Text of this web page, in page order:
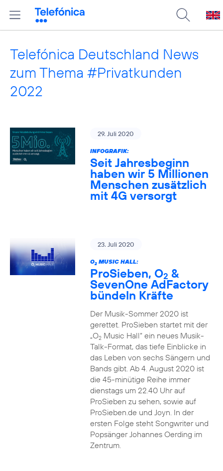
Telefónica Deutschland News
zum Thema #Privatkunden
2022
29. Juli 2020
INFOGRAFIK:
Seit Jahresbeginn
haben wir 5 Millionen
Menschen zusätzlich
mit 4G versorgt
23. Juli 2020
O2MUSIC HALL:
ProSieben, O2 &
SevenOne AdFactory
bündeln Kräfte
Der Musik-Sommer 2020 ist
gerettet. ProSieben startet mit der
„O2Music Hall“ ein neues Musik-
Talk-Format, das tiefe Einblicke in
das Leben von sechs Sängern und
Bands gibt. Ab 4. August 2020 ist
die 45-minütige Reihe immer
dienstags um 22.40 Uhr auf
ProSieben zu sehen, sowie auf
ProSieben.de und Joyn. In der
ersten Folge steht Songwriter und
Popsänger Johannes Oerding im
Zentrum.